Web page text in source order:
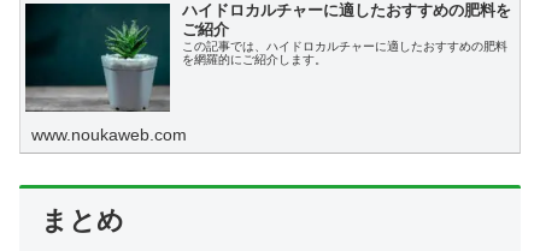
ハイドロカルチャーに適したおすすめの肥料を
ご紹介
この記事では、ハイドロカルチャーに適したおすすめの肥料
を網羅的にご紹介します。
www.noukaweb.com
まとめ